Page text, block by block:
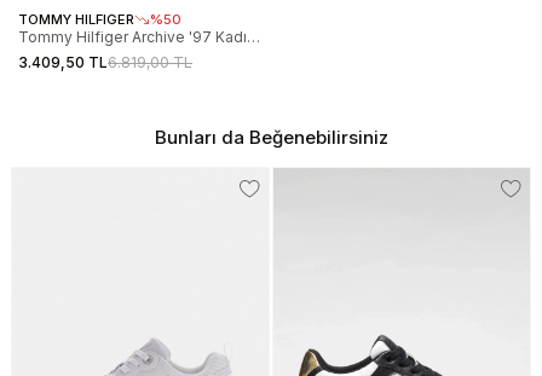
TOMMY HILFIGER %50
Tommy Hilfiger Archive '97 Kadın
Gri Sneaker EN0EN029230IO
3.409,50 TL6.819,00 TL
Bunları da Beğenebilirsiniz